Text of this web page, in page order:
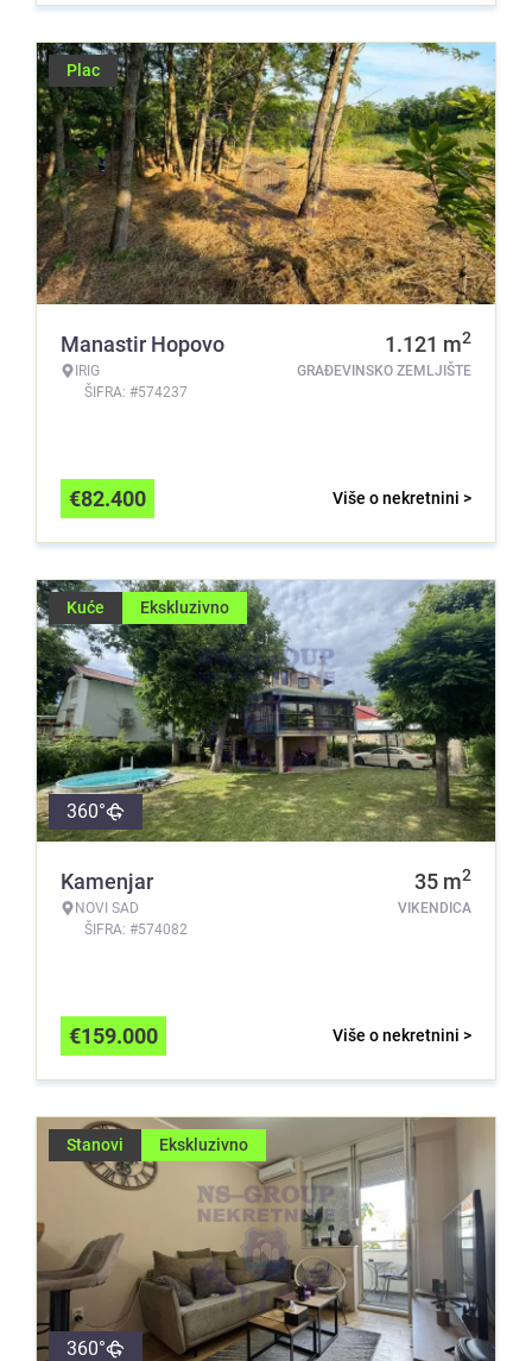
Plac
Manastir Hopovo
IRIG
ŠIFRA: #574237
1.121 m2
GRAĐEVINSKO ZEMLJIŠTE
Više o nekretnini >
€82.400
Kuće Ekskluzivno
360°
Kamenjar
NOVI SAD
ŠIFRA: #574082
35 m2
VIKENDICA
Više o nekretnini >
€159.000
Stanovi Ekskluzivno
360°